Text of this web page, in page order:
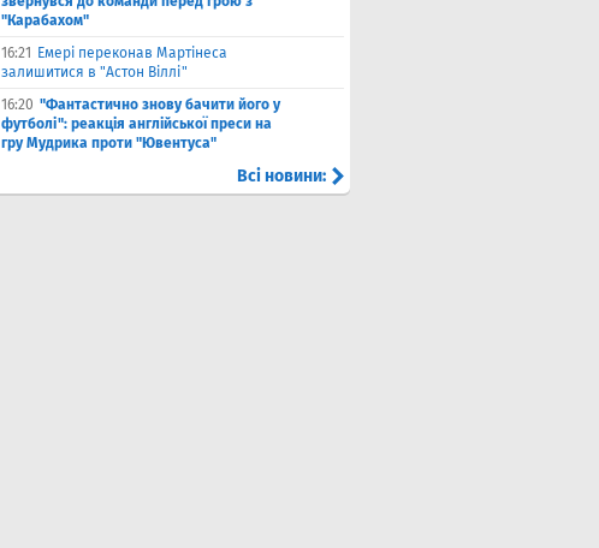
"Карабахом"
16:21
Емері переконав Мартінеса
залишитися в "Астон Віллі"
16:20 "Фантастично знову бачити його у
футболі": реакція англійської преси на
гру Мудрика проти "Ювентуса"
Всі новини: